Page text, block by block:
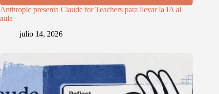
Anthropic presenta Claude for Teachers para llevar la IA al
aula
julio 14, 2026